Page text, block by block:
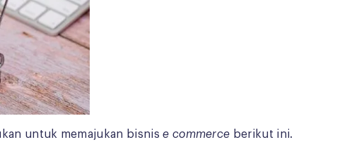
untuk memajukan bisnise commerce berikut ini.